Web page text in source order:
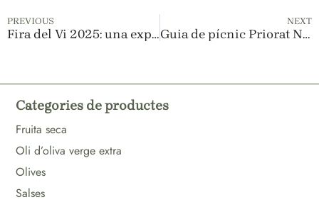
PREVIOUS
Fira del Vi 2025: una experiència amb els sentits
NEXT
Guia de pícnic Priorat Natur: sabors per compartir
Categories de productes
Fruita seca
Oli d’oliva verge extra
Olives
Salses